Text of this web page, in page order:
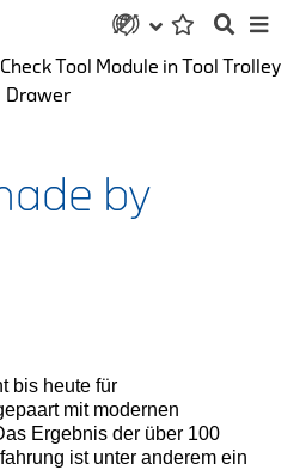
by
bis heute für
mit modernen
Ergebnis der über 100
ist unter anderem ein